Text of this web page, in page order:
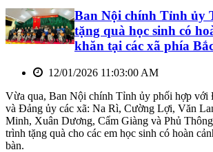
Ban Nội chính Tỉnh ủy
tặng quà học sinh có
khăn tại các xã phía
12/01/2026 11:03:00 AM
Vừa qua, Ban Nội chính Tỉnh ủy phối hợp với
và Đảng ủy các xã: Na Rì, Cường Lợi, Văn
Minh, Xuân Dương, Cẩm Giàng và Phủ
trình tặng quà cho các em học sinh có hoàn
bàn.